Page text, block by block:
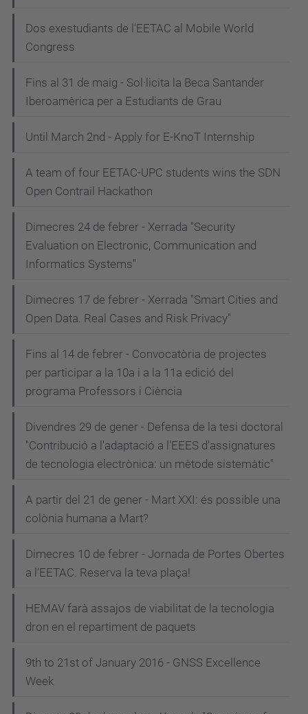
Dos exestudiants de l'EETAC al Mobile World
Congress
Fins al 31 de maig - Sol·licita la Beca Santander
Iberoamèrica per a Estudiants de Grau
Until March 2nd - Apply for E-KnoT Internship
A team of four EETAC-UPC students wins the SDN
Open Contrail Hackathon
Dimecres 24 de febrer - Xerrada "Security
Evaluation on Electronic, Communication and
Informatics Systems"
Dimecres 17 de febrer - Xerrada "Smart Cities and
Open Data. Real Cases and Risk Privacy"
Fins al 14 de febrer - Convocatòria de projectes
per participar a la 10a i a la 11a edició del
programa Professors i Ciència
Divendres 29 de gener - Defensa de la tesi doctoral
"Contribució a l'adaptació a l'EEES d'assignatures
de tecnologia electrònica: un mètode sistemàtic"
A partir del 21 de gener - Mart XXI: és possible una
colònia humana a Mart?
Dimecres 10 de febrer - Jornada de Portes Obertes
a l'EETAC. Reserva la teva plaça!
HEMAV farà assajos de viabilitat de la tecnologia
dron en el repartiment de paquets
9th to 21st of January 2016 - GNSS Excellence
Week